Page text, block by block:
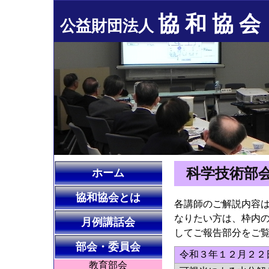
公益財団法人 協 和 協 会
ホーム
協和協会とは
月例講話会
部会・委員会
教育部会
科学技術部
各講師のご解説内容
なりたい方は、枠内
してご報告部分をご
令和３年１２月２